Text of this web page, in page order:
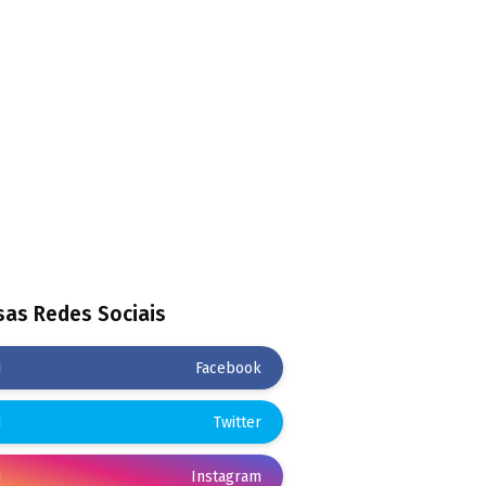
Redes Sociais
Facebook
Twitter
Instagram